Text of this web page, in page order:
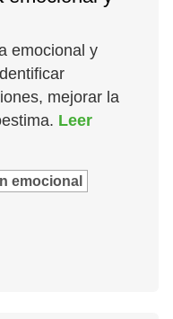
emocional y
mejorar la
Leer
emocional